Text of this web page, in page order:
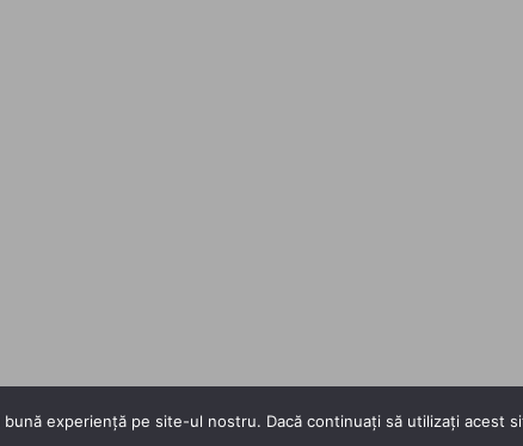
Copyright 2026 ©Flatsome Theme
bună experiență pe site-ul nostru. Dacă continuați să utilizați acest